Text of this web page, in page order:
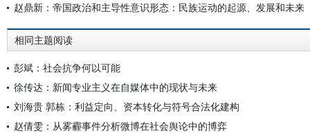
赵鼎新：帝国政治和主导性意识形态：民族运动的起源、发展和未来
相同主题阅读
彭斌：社会抗争何以可能
徐传达：新闻专业主义在自媒体中的现状与未来
刘海贵 郭栋：利益定向、资本转化与符号合法化建构
赵倩雯：从雾霾事件分析微博在社会舆论中的博弈